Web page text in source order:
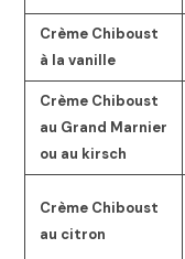
Crème Chiboust
à la vanille
Crème Chiboust
au Grand Marnier
ou au kirsch
Crème Chiboust
au citron